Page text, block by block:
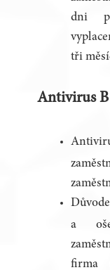
dni
tři
Antivirus B
a
firma